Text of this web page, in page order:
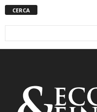
CERCA